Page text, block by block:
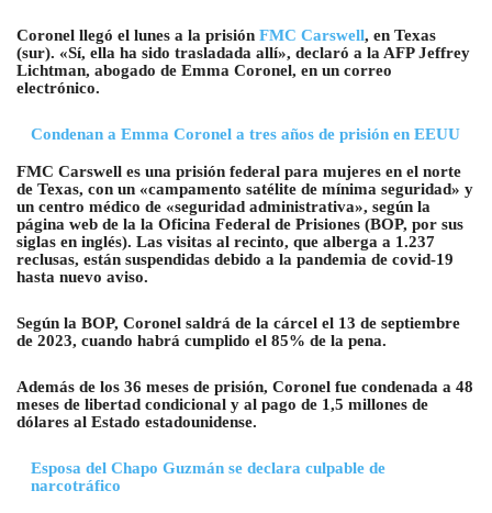
Coronel llegó el lunes a la prisión FMC Carswell, en Texas
(sur). «Sí, ella ha sido trasladada allí», declaró a la AFP Jeffrey
Lichtman, abogado de Emma Coronel, en un correo
electrónico.
Condenan a Emma Coronel a tres años de prisión en EEUU
FMC Carswell es una prisión federal para mujeres en el norte
de Texas, con un «campamento satélite de mínima seguridad» y
un centro médico de «seguridad administrativa», según la
página web de la la Oficina Federal de Prisiones (BOP, por sus
siglas en inglés). Las visitas al recinto, que alberga a 1.237
reclusas, están suspendidas debido a la pandemia de covid-19
hasta nuevo aviso.
Según la BOP, Coronel saldrá de la cárcel el 13 de septiembre
de 2023, cuando habrá cumplido el 85% de la pena.
Además de los 36 meses de prisión, Coronel fue condenada a 48
meses de libertad condicional y al pago de 1,5 millones de
dólares al Estado estadounidense.
Esposa del Chapo Guzmán se declara culpable de
narcotráfico